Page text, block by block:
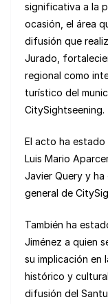
significativa a la
ocasión, el área
difusión que
Jurado,
regional como
turístico del
CitySightseening.
El acto ha estado
Luis Mario
Javier Query y
general de
También ha
Jiménez a quien
su implicación en
histórico y
difusión del